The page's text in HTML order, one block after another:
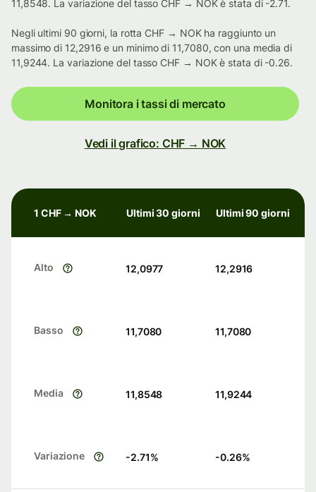
11,8548. La variazione del tasso CHF → NOK è stata di -2.71.
Negli ultimi 90 giorni, la rotta CHF → NOK ha raggiunto un
massimo di 12,2916 e un minimo di 11,7080, con una media di
11,9244. La variazione del tasso CHF → NOK è stata di -0.26.
Monitora i tassi di mercato
Vedi il grafico: CHF → NOK
1 CHF → NOK Ultimi 30 giorni Ultimi 90 giorni
Alto 12,0977 12,2916
Basso 11,7080 11,7080
Media 11,8548 11,9244
Variazione -2.71% -0.26%